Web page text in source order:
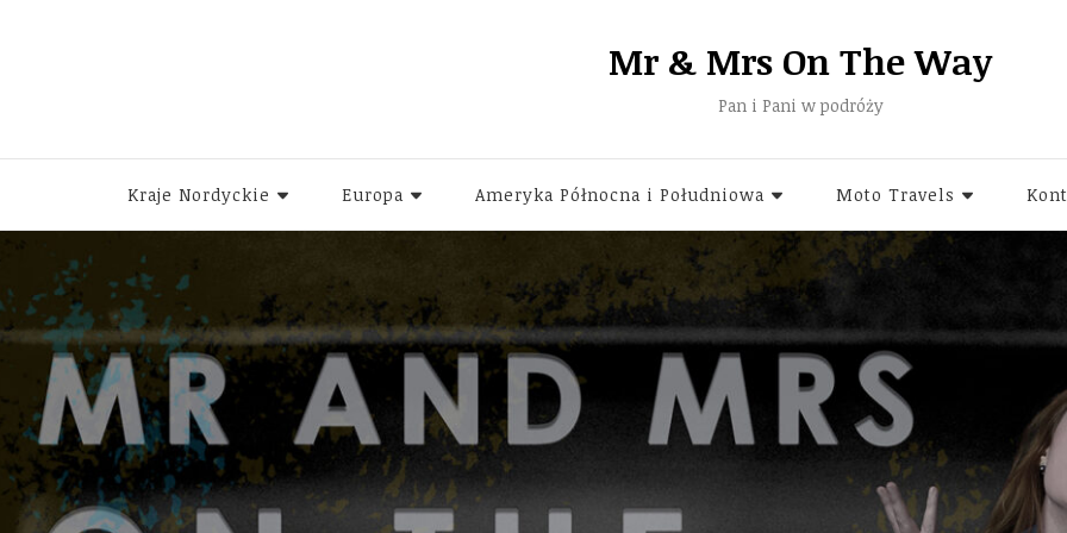
Mr & Mrs On The Way
Pan i Pani w podróży
Kraje Nordyckie Europa Ameryka Północna i Południowa Moto Travels